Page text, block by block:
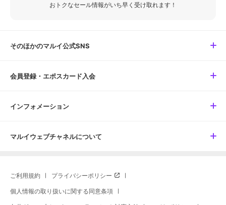
おトクなセール情報がいち早く受け取れます！
そのほかのマルイ公式SNS
会員登録・エポスカード入会
インフォメーション
マルイウェブチャネルについて
ご利用規約 プライバシーポリシー
個人情報の取り扱いに関する同意条項